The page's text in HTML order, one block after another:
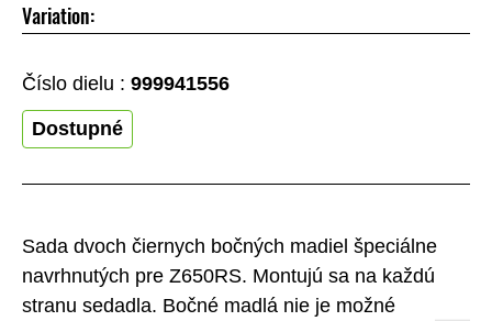
Sada dvoch čiernych bočných madiel špeciálne
navrhnutých pre Z650RS. Montujú sa na každú
stranu sedadla. Bočné madlá nie je možné
Variation:
Číslo dielu : 999941556
Dostupné